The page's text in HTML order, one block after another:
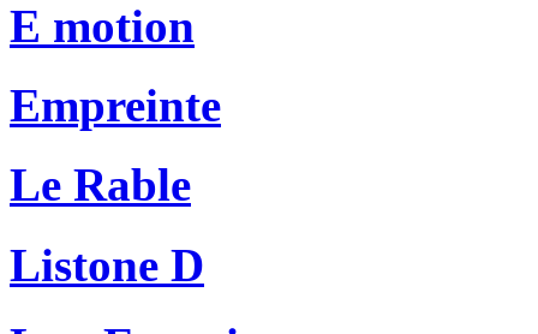
E motion
Empreinte
Le Rable
Listone D